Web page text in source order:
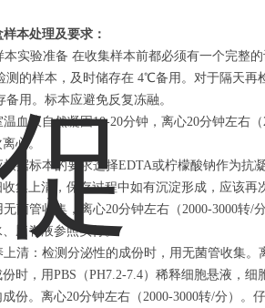
本处理及要求：
本实验准备 在收集样本前都必须有一个完整
测的样本，及时储存在 4℃备用。对于隔天再
用。标本应避免反复冻融。
温血液自然凝固10-20分钟，离心20分钟左右
心。
据标本的要求选择EDTA或柠檬酸钠作为抗
集上清，保存过程中如有沉淀形成，应该再
无菌管收集，离心20分钟左右（2000-3000转
脑脊液参照实行。
清：检测分泌性的成份时，用无菌管收集。
时，用PBS（PH7.2-7.4）稀释细胞悬液，
份。离心20分钟左右（2000-3000转/分）。